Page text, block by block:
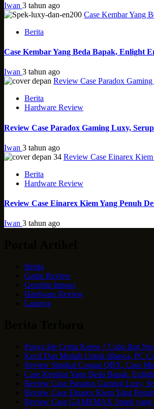
Iwan 3 tahun ago
Case Kembar Yang
Berita
Case Kembar Yang Beda Bapak, Enlight
Iwan 3 tahun ago
Review Case Paradox
Berita
Hardware Review
Review Case Paradox Gaming Luxy,
Iwan 3 tahun ago
Review Case Einarex
Berita
Hardware Review
Review Case Einarex Kiem Yang Penuh
Iwan 3 tahun ago
Berita
Game Review
Genshin Impact
Hardware Review
Lainnya
Punya Ide Cerita Keren ? Coba Ikut
Kecil Dan Mudah Untuk dibawa, PC
Review Singkat Cougar QBX, Case
Case Kembar Yang Beda Bapak,
Review Case Paradox Gaming Luxy,
Review Case Einarex Kiem Yang
Review Case GAMEMAX Spark yang